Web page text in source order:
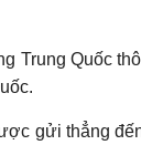
Trung Quốc
gửi thẳng